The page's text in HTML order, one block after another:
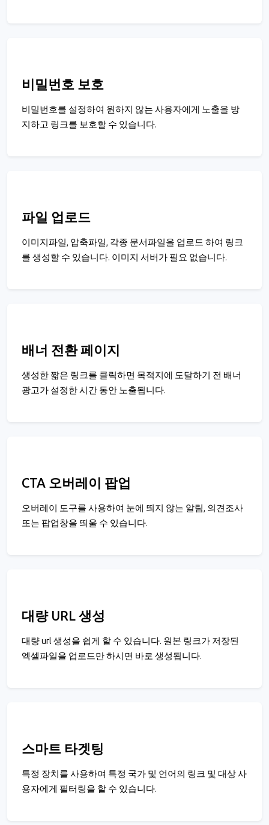
비밀번호 보호
비밀번호를 설정하여 원하지 않는 사용자에게 노출을 방
지하고 링크를 보호할 수 있습니다.
파일 업로드
이미지파일, 압축파일, 각종 문서파일을 업로드 하여 링크
를 생성할 수 있습니다. 이미지 서버가 필요 없습니다.
배너 전환 페이지
생성한 짧은 링크를 클릭하면 목적지에 도달하기 전 배너
광고가 설정한 시간 동안 노출됩니다.
CTA 오버레이 팝업
오버레이 도구를 사용하여 눈에 띄지 않는 알림, 의견조사
또는 팝업창을 띄울 수 있습니다.
대량 URL 생성
대량 url 생성을 쉽게 할 수 있습니다. 원본 링크가 저장된
엑셀파일을 업로드만 하시면 바로 생성됩니다.
스마트 타겟팅
특정 장치를 사용하여 특정 국가 및 언어의 링크 및 대상 사
용자에게 필터링을 할 수 있습니다.